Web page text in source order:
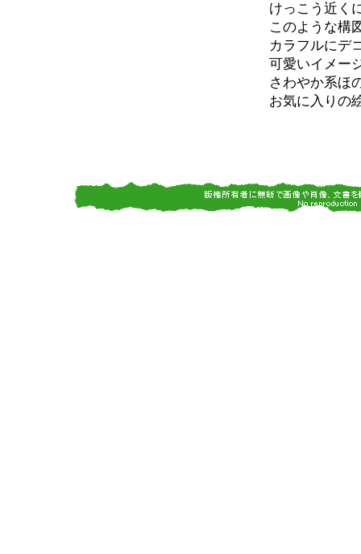
けっこう近く
このような構
カラフルにデ
可愛いイメー
さわやか系ほ
お気に入りの